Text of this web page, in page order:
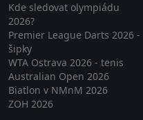
Kde sledovat olympiádu
2026?
Premier League Darts 2026 -
šipky
WTA Ostrava 2026 - tenis
Australian Open 2026
Biatlon v NMnM 2026
ZOH 2026